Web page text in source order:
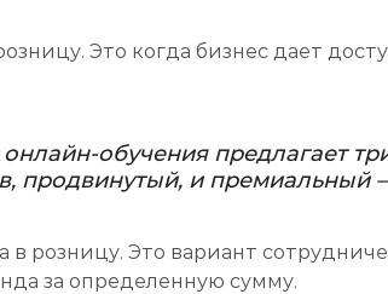
Это когда бизнес дает
обучения предлагает
продвинутый, и
в розницу. Это вариант
за определенную сумму.